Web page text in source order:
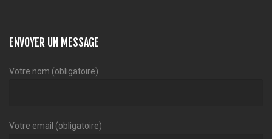
ENVOYER UN MESSAGE
Votre nom (obligatoire)
Votre email (obligatoire)